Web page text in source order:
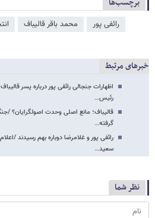
رائفی پور محمد باقر قالیباف
خبرهای مرتبط
رئیس…
قالیباف؛ مانع اصلی وحدت اصولگرایان؟ /
گرفته…
رائفی پور و غلامرضا دوباره بهم رسیدند /
سعید…
نظر شما